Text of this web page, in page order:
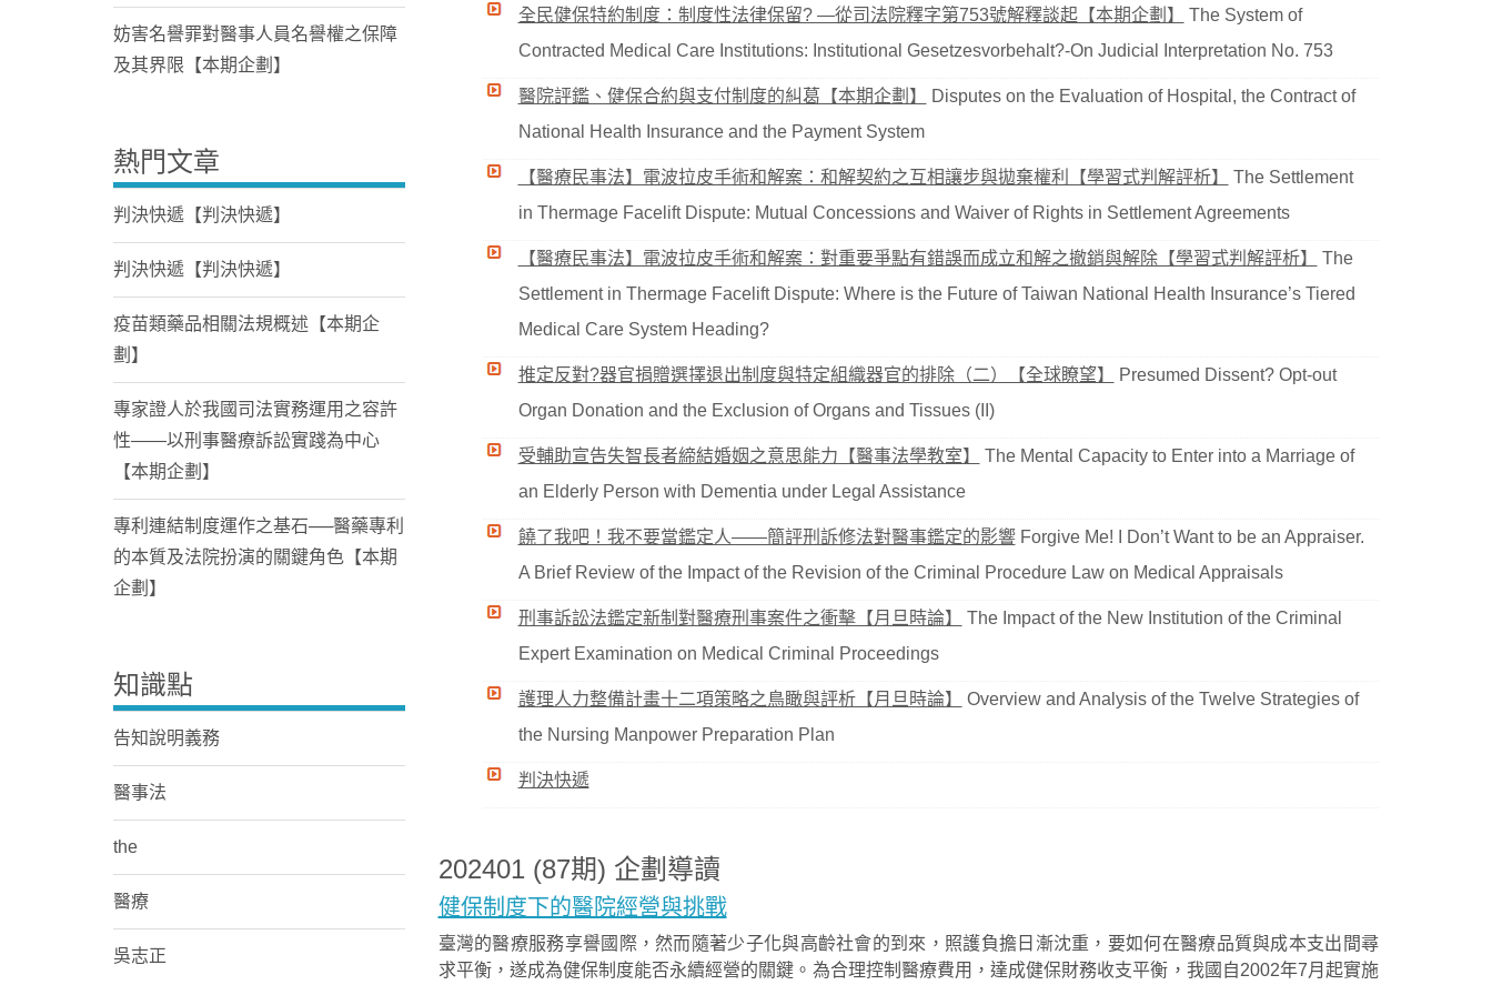
全民健保特約制度：制度性法律保留? —從司法院釋字第753號解釋談起【本期企劃】
The System of
Contracted Medical Care Institutions: Institutional Gesetzesvorbehalt?-On Judicial Interpretation No. 753
醫院評鑑、健保合約與支付制度的糾葛【本期企劃】
Disputes on the Evaluation of Hospital, the Contract of
National Health Insurance and the Payment System
【醫療民事法】電波拉皮手術和解案：和解契約之互相讓步與拋棄權利【學習式判解評析】
The Settlement
in Thermage Facelift Dispute: Mutual Concessions and Waiver of Rights in Settlement Agreements
【醫療民事法】電波拉皮手術和解案：對重要爭點有錯誤而成立和解之撤銷與解除【學習式判解評析】
The
Settlement in Thermage Facelift Dispute: Where is the Future of Taiwan National Health Insurance’s Tiered
Medical Care System Heading?
推定反對?器官捐贈選擇退出制度與特定組織器官的排除（二）【全球瞭望】
Presumed Dissent? Opt-out
Organ Donation and the Exclusion of Organs and Tissues (II)
受輔助宣告失智長者締結婚姻之意思能力【醫事法學教室】
The Mental Capacity to Enter into a Marriage of
an Elderly Person with Dementia under Legal Assistance
饒了我吧！我不要當鑑定人——簡評刑訴修法對醫事鑑定的影響Forgive Me! I Don’t Want to be an Appraiser.
A Brief Review of the Impact of the Revision of the Criminal Procedure Law on Medical Appraisals
刑事訴訟法鑑定新制對醫療刑事案件之衝擊【月旦時論】
The Impact of the New Institution of the Criminal
Expert Examination on Medical Criminal Proceedings
護理人力整備計畫十二項策略之鳥瞰與評析【月旦時論】
Overview and Analysis of the Twelve Strategies of
the Nursing Manpower Preparation Plan
判決快遞
202401 (87期) 企劃導讀
健保制度下的醫院經營與挑戰
臺灣的醫療服務享譽國際，然而隨著少子化與高齡社會的到來，照護負擔日漸沈重，要如何在醫療品質與成本支出間尋
求平衡，遂成為健保制度能否永續經營的關鍵。為合理控制醫療費用，達成健保財務收支平衡，我國自2002年7月起實施
妨害名譽罪對醫事人員名譽權之保障
及其界限【本期企劃】
熱門文章
判決快遞【判決快遞】
判決快遞【判決快遞】
疫苗類藥品相關法規概述【本期企
劃】
專家證人於我國司法實務運用之容許
性——以刑事醫療訴訟實踐為中心
【本期企劃】
專利連結制度運作之基石──醫藥專利
的本質及法院扮演的關鍵角色【本期
企劃】
知識點
告知說明義務
醫事法
the
醫療
吳志正